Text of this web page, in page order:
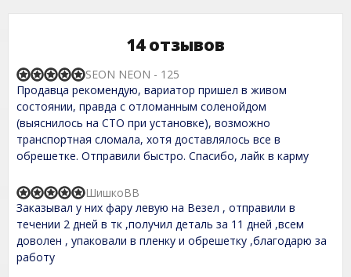
14 отзывов
R
a
t
d
5
,
u
t
f
5
Продавца рекомендую, вариатор пришел в живом
состоянии, правда с отломанным соленойдом
(выяснилось на СТО при установке), возможно
транспортная сломала, хотя доставлялось все в
обрешетке. Отправили быстро. Спасибо, лайк в карму
SEON NEON - 125
R
a
t
e
d
5
Заказывал у них фару левую на Везел , отправили в
течении 2 дней в тк ,получил деталь за 11 дней ,всем
доволен , упаковали в пленку и обрешетку ,благодарю за
работу
ШишкоВВ